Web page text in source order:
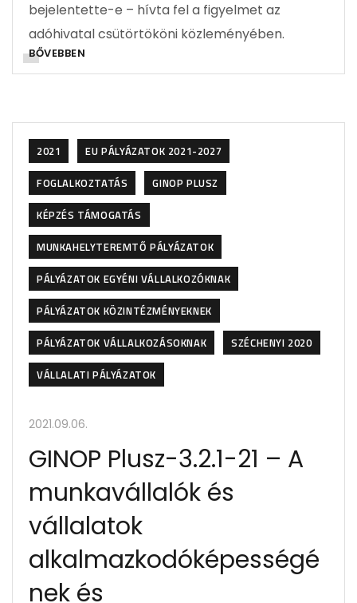
bejelentette-e – hívta fel a figyelmet az
adóhivatal csütörtököni közleményében.
BŐVEBBEN
2021
EU PÁLYÁZATOK 2021-2027
FOGLALKOZTATÁS
GINOP PLUSZ
KÉPZÉS TÁMOGATÁS
MUNKAHELYTEREMTŐ PÁLYÁZATOK
PÁLYÁZATOK EGYÉNI VÁLLALKOZÓKNAK
PÁLYÁZATOK KÖZINTÉZMÉNYEKNEK
PÁLYÁZATOK VÁLLALKOZÁSOKNAK
SZÉCHENYI 2020
VÁLLALATI PÁLYÁZATOK
2021.09.06.
GINOP Plusz-3.2.1-21 – A
munkavállalók és
vállalatok
alkalmazkodóképességé
nek és